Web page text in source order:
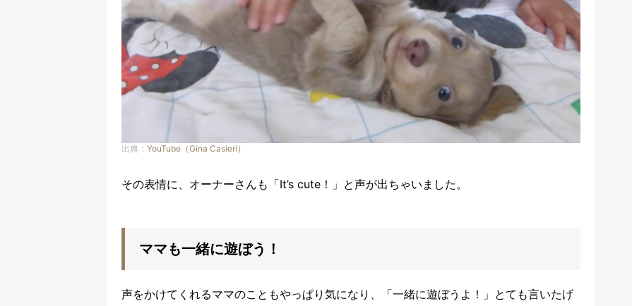
出典： YouTube（Gina Casieri）
その表情に、オーナーさんも「It’s cute！」と声が出ちゃいました。
ママも一緒に遊ぼう！
声をかけてくれるママのこともやっぱり気になり、「一緒に遊ぼうよ！」とても言いたげ